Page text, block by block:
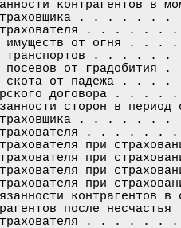
контрагентов в
страховщика . .
страхователя .
имуществ от
транспортов
посевов от
скота от
морского
сторон в
страховщика . .
страхователя .
при
при
при
при
после
страхователя .